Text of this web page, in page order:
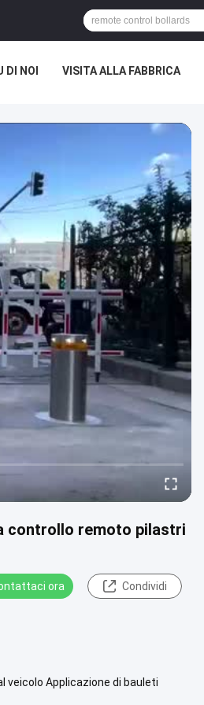
DI NOI VISITA ALLA FABBRICA
controllo remoto pilastri
ora Condividi
veicolo Applicazione di bauleti